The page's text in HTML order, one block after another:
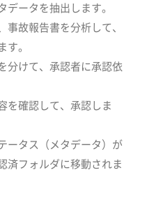
ータを抽出します。
故報告書を分析して、
。
分けて、承認者に承認依
を確認して、承認しま
ータス（メタデータ）が
済フォルダに移動されま